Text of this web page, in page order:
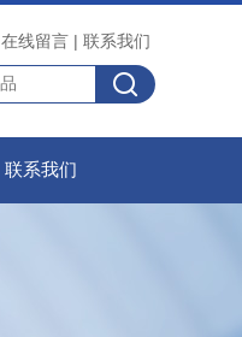
在线留言 | 联系我们
联系我们